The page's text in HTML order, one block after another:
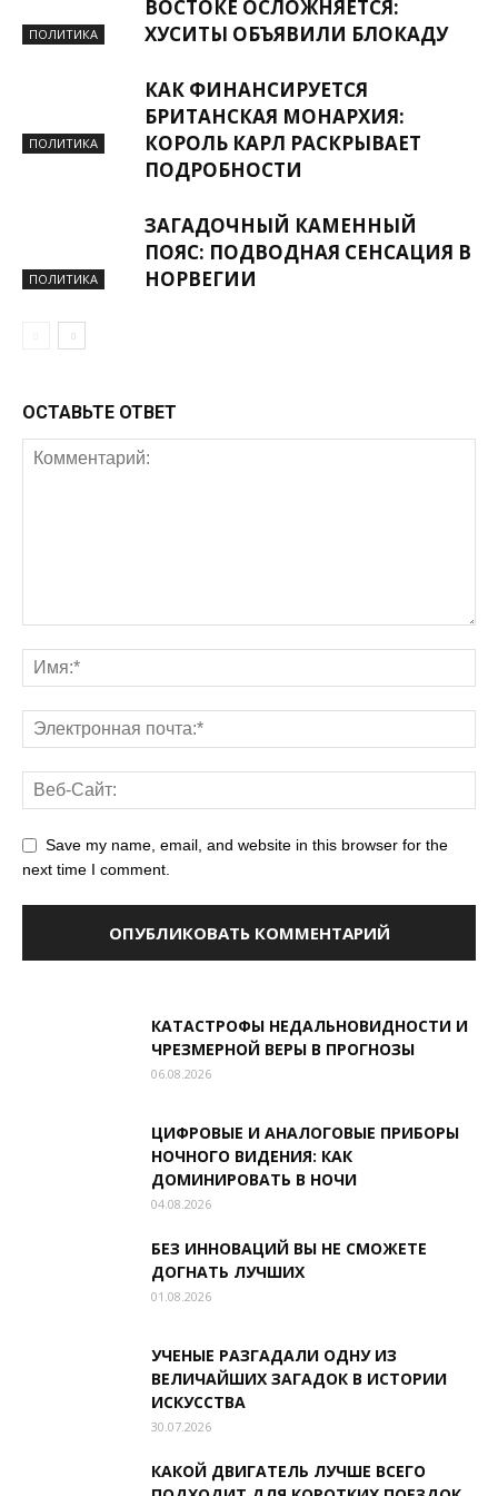
ПОЛИТИКА
ВОСТОКЕ ОСЛОЖНЯЕТСЯ:
ХУСИТЫ ОБЪЯВИЛИ БЛОКАДУ
ПОЛИТИКА
КАК ФИНАНСИРУЕТСЯ
БРИТАНСКАЯ МОНАРХИЯ:
КОРОЛЬ КАРЛ РАСКРЫВАЕТ
ПОДРОБНОСТИ
ПОЛИТИКА
ЗАГАДОЧНЫЙ КАМЕННЫЙ
ПОЯС: ПОДВОДНАЯ СЕНСАЦИЯ В
НОРВЕГИИ
ОСТАВЬТЕ ОТВЕТ
Save my name, email, and website in this browser for the
next time I comment.
КАТАСТРОФЫ НЕДАЛЬНОВИДНОСТИ И
ЧРЕЗМЕРНОЙ ВЕРЫ В ПРОГНОЗЫ
06.08.2026
ЦИФРОВЫЕ И АНАЛОГОВЫЕ ПРИБОРЫ
НОЧНОГО ВИДЕНИЯ: КАК
ДОМИНИРОВАТЬ В НОЧИ
04.08.2026
БЕЗ ИННОВАЦИЙ ВЫ НЕ СМОЖЕТЕ
ДОГНАТЬ ЛУЧШИХ
01.08.2026
УЧЕНЫЕ РАЗГАДАЛИ ОДНУ ИЗ
ВЕЛИЧАЙШИХ ЗАГАДОК В ИСТОРИИ
ИСКУССТВА
30.07.2026
КАКОЙ ДВИГАТЕЛЬ ЛУЧШЕ ВСЕГО